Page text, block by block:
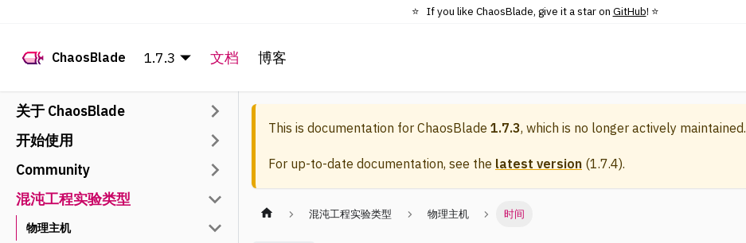
⭐️ If you like ChaosBlade, give it a star on GitHub! ⭐️
ChaosBlade 1.7.3 文档 博客
关于 ChaosBlade
开始使用
Community
混沌工程实验类型
物理主机
This is documentation for ChaosBlade 1.7.3, which is no longer actively maintained.
For up-to-date documentation, see the latest version (1.7.4).
混沌工程实验类型 物理主机 时间